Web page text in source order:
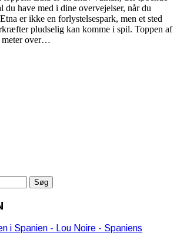
du have med i dine overvejelser, når du
er ikke en forlystelsespark, men et sted
pludselig kan komme i spil. Toppen af
meter over…